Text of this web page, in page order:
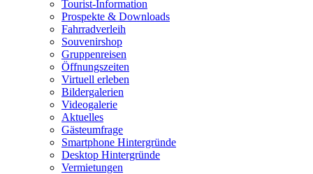
Tourist-Information
Prospekte & Downloads
Fahrradverleih
Souvenirshop
Gruppenreisen
Öffnungszeiten
Virtuell erleben
Bildergalerien
Videogalerie
Aktuelles
Gästeumfrage
Smartphone Hintergründe
Desktop Hintergründe
Vermietungen